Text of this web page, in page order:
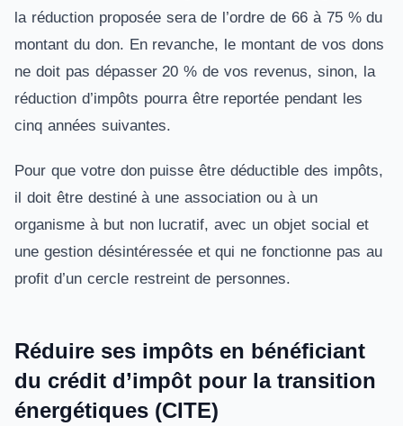
la réduction proposée sera de l’ordre de 66 à 75 % du
montant du don. En revanche, le montant de vos dons
ne doit pas dépasser 20 % de vos revenus, sinon, la
réduction d’impôts pourra être reportée pendant les
cinq années suivantes.
Pour que votre don puisse être déductible des impôts,
il doit être destiné à une association ou à un
organisme à but non lucratif, avec un objet social et
une gestion désintéressée et qui ne fonctionne pas au
profit d’un cercle restreint de personnes.
Réduire ses impôts en bénéficiant
du crédit d’impôt pour la transition
énergétiques (CITE)